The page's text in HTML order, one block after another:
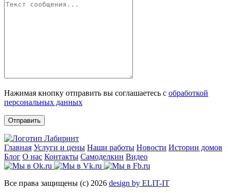
Нажимая кнопку отправить вы соглашаетесь с обработкой
персональных данных
Отправить
Главная Услуги и цены Наши работы Новости Истории домов
Блог О нас Контакты Самоделкин Видео
Все права защищены (с) 2026 design by ELIT-IT